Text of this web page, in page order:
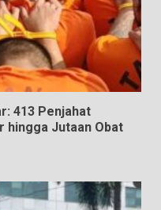
413 Penjahat
hingga Jutaan Obat